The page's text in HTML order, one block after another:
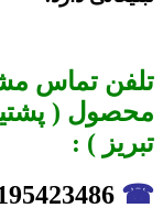
تلفن تماس
محصول (
تبریز ) :
☎